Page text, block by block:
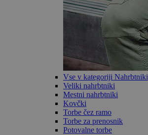
Vse v kategoriji Nahrbtniki
Veliki nahrbtniki
Mestni nahrbtniki
Kovčki
Torbe čez ramo
Torbe za prenosnik
Potovalne torbe